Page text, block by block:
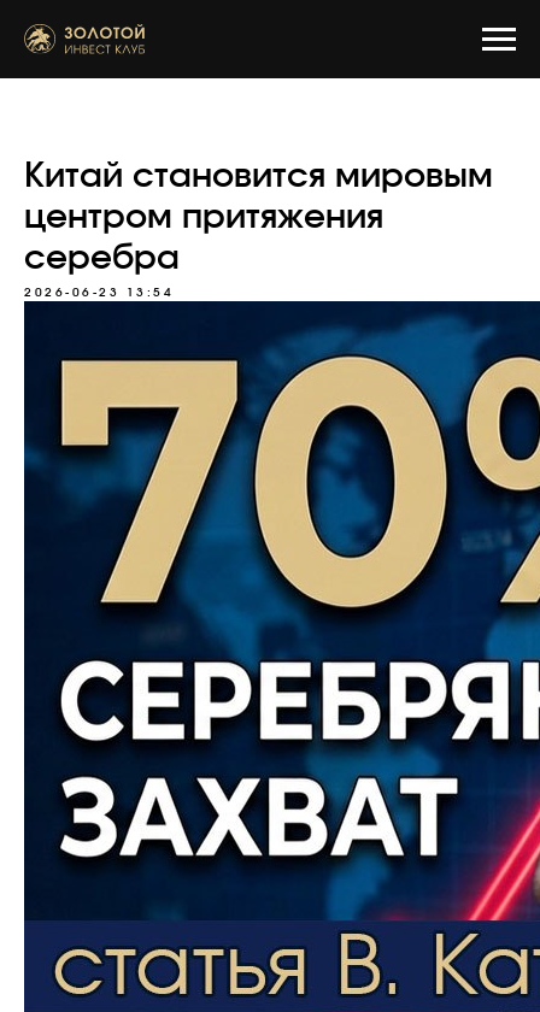
Китай становится мировым
центром притяжения
серебра
2026-06-23 13:54